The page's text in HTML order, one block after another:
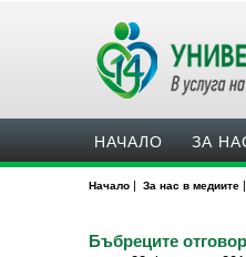
НАЧАЛО ЗА
Начало | За нас в медиите |
Бъбреците